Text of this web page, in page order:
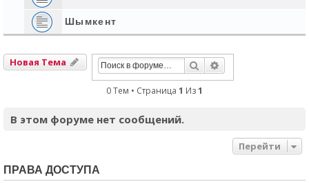
Шымкент
Новая Тема Поиск
0 Тем • Страница 1 Из1
В этом форуме нет сообщений.
Перейти
ПРАВА ДОСТУПА